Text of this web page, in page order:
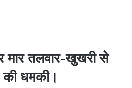
मार तलवार-खुखरी से
की धमकी।